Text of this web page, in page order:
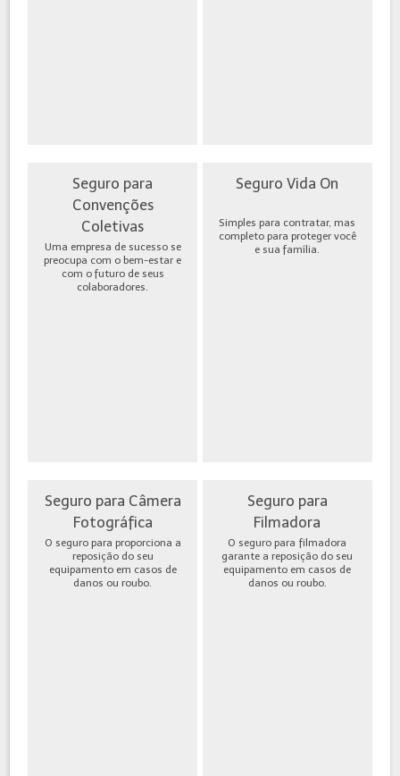
Seguro para
Convenções
Coletivas
Uma empresa de sucesso se
preocupa com o bem-estar e
com o futuro de seus
colaboradores.
Seguro Vida On
Simples para contratar, mas
completo para proteger você
e sua família.
Seguro para Câmera
Fotográfica
O seguro para proporciona a
reposição do seu
equipamento em casos de
danos ou roubo.
Seguro para
Filmadora
O seguro para filmadora
garante a reposição do seu
equipamento em casos de
danos ou roubo.